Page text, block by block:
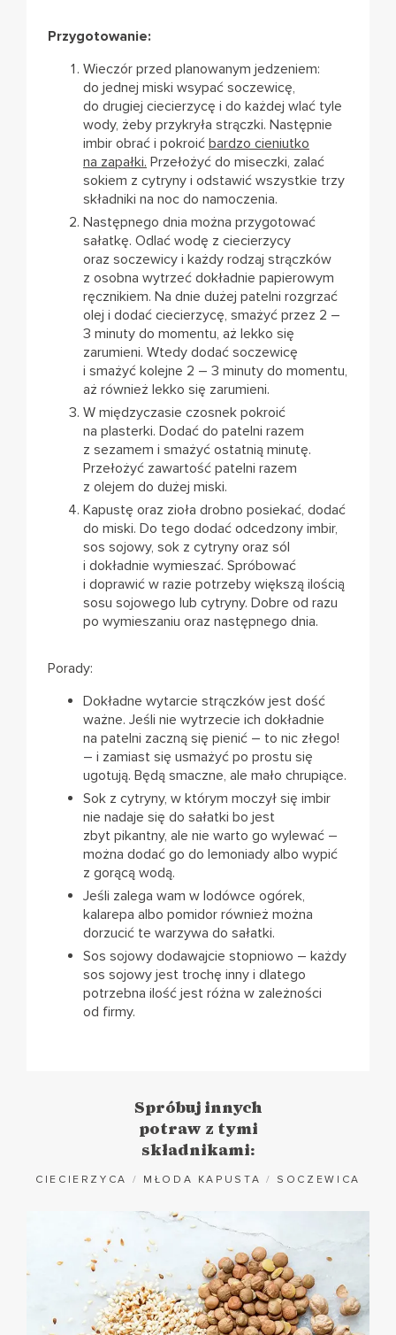
Przygotowanie:
Wieczór przed planowanym jedzeniem:
do jednej miski wsypać soczewicę,
do drugiej ciecierzycę i do każdej wlać tyle
wody, żeby przykryła strączki. Następnie
imbir obrać i pokroić bardzo cieniutko
na zapałki. Przełożyć do miseczki, zalać
sokiem z cytryny i odstawić wszystkie trzy
składniki na noc do namoczenia.
Następnego dnia można przygotować
sałatkę. Odlać wodę z ciecierzycy
oraz soczewicy i każdy rodzaj strączków
z osobna wytrzeć dokładnie papierowym
ręcznikiem. Na dnie dużej patelni rozgrzać
olej i dodać ciecierzycę, smażyć przez 2 –
3 minuty do momentu, aż lekko się
zarumieni. Wtedy dodać soczewicę
i smażyć kolejne 2 – 3 minuty do momentu,
aż również lekko się zarumieni.
W międzyczasie czosnek pokroić
na plasterki. Dodać do patelni razem
z sezamem i smażyć ostatnią minutę.
Przełożyć zawartość patelni razem
z olejem do dużej miski.
Kapustę oraz zioła drobno posiekać, dodać
do miski. Do tego dodać odcedzony imbir,
sos sojowy, sok z cytryny oraz sól
i dokładnie wymieszać. Spróbować
i doprawić w razie potrzeby większą ilością
sosu sojowego lub cytryny. Dobre od razu
po wymieszaniu oraz następnego dnia.
Porady:
Dokładne wytarcie strączków jest dość
ważne. Jeśli nie wytrzecie ich dokładnie
na patelni zaczną się pienić – to nic złego!
– i zamiast się usmażyć po prostu się
ugotują. Będą smaczne, ale mało chrupiące.
Sok z cytryny, w którym moczył się imbir
nie nadaje się do sałatki bo jest
zbyt pikantny, ale nie warto go wylewać –
można dodać go do lemoniady albo wypić
z gorącą wodą.
Jeśli zalega wam w lodówce ogórek,
kalarepa albo pomidor również można
dorzucić te warzywa do sałatki.
Sos sojowy dodawajcie stopniowo – każdy
sos sojowy jest trochę inny i dlatego
potrzebna ilość jest różna w zależności
od firmy.
Spróbuj innych
potraw z tymi
składnikami:
CIECIERZYCA / MŁODA KAPUSTA / SOCZEWICA